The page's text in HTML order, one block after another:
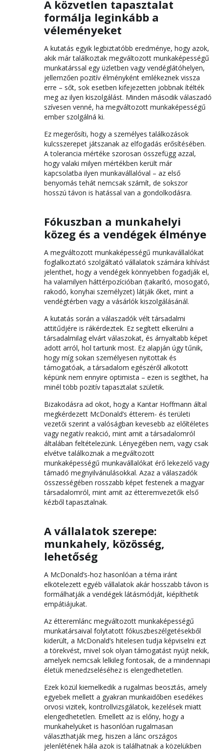
A közvetlen tapasztalat
formálja leginkább a
véleményeket
A kutatás egyik legbiztatóbb eredménye, hogy azok,
akik már találkoztak megváltozott munkaképességű
munkatárssal egy üzletben vagy vendéglátóhelyen,
jellemzően pozitív élményként emlékeznek vissza
erre – sőt, sok esetben kifejezetten jobbnak ítélték
meg az ilyen kiszolgálást. Minden második válaszadó
szívesen venné, ha megváltozott munkaképességű
ember szolgálná ki.
Ez megerősíti, hogy a személyes találkozások
kulcsszerepet játszanak az elfogadás erősítésében.
A tolerancia mértéke szorosan összefügg azzal,
hogy valaki milyen mértékben került már
kapcsolatba ilyen munkavállalóval – az első
benyomás tehát nemcsak számít, de sokszor
hosszú távon is hatással van a gondolkodásra.
Fókuszban a munkahelyi
közeg és a vendégek élménye
A megváltozott munkaképességű munkavállalókat
foglalkoztató szolgáltató vállalatok számára kihívást
jelenthet, hogy a vendégek könnyebben fogadják el,
ha valamilyen háttérpozícióban (takarító, mosogató,
rakodó, konyhai személyzet) látják őket, mint a
vendégtérben vagy a vásárlók kiszolgálásánál.
A kutatás során a válaszadók vélt társadalmi
attitűdjére is rákérdeztek. Ez segített elkerülni a
társadalmilag elvárt válaszokat, és árnyaltabb képet
adott arról, hol tartunk most. Ez alapján úgy tűnik,
hogy míg sokan személyesen nyitottak és
támogatóak, a társadalom egészéről alkotott
képünk nem ennyire optimista – ezen is segíthet, ha
minél több pozitív tapasztalat születik.
Bizakodásra ad okot, hogy a Kantar Hoffmann által
megkérdezett McDonald’s étterem- és területi
vezetői szerint a valóságban kevesebb az előítéletes
vagy negatív reakció, mint amit a társadalomról
általában feltételezünk. Lényegében nem, vagy csak
elvétve találkoznak a megváltozott
munkaképességű munkavállalókat érő lekezelő vagy
támadó megnyilvánulásokkal. Azaz a válaszadók
összességében rosszabb képet festenek a magyar
társadalomról, mint amit az étteremvezetők első
kézből tapasztalnak.
A vállalatok szerepe:
munkahely, közösség,
lehetőség
A McDonald’s-hoz hasonlóan a téma iránt
elkötelezett egyéb vállalatok akár hosszabb távon is
formálhatják a vendégek látásmódját, kiépíthetik
empátiájukat.
Az étteremlánc megváltozott munkaképességű
munkatársaival folytatott fókuszbeszélgetésekből
kiderült, a McDonald’s hitelesen tudja képviselni ezt
a törekvést, mivel sok olyan támogatást nyújt nekik,
amelyek nemcsak lelkileg fontosak, de a mindennapi
életük menedzseléséhez is elengedhetetlen.
Ezek közül kiemelkedik a rugalmas beosztás, amely
egyebek mellett a gyakran munkaidőben esedékes
orvosi vizitek, kontrollvizsgálatok, kezelések miatt
elengedhetetlen. Emellett az is előny, hogy a
munkahelyüket is hasonlóan rugalmasan
választhatják meg, hiszen a lánc országos
jelenlétének hála azok is találhatnak a közelükben